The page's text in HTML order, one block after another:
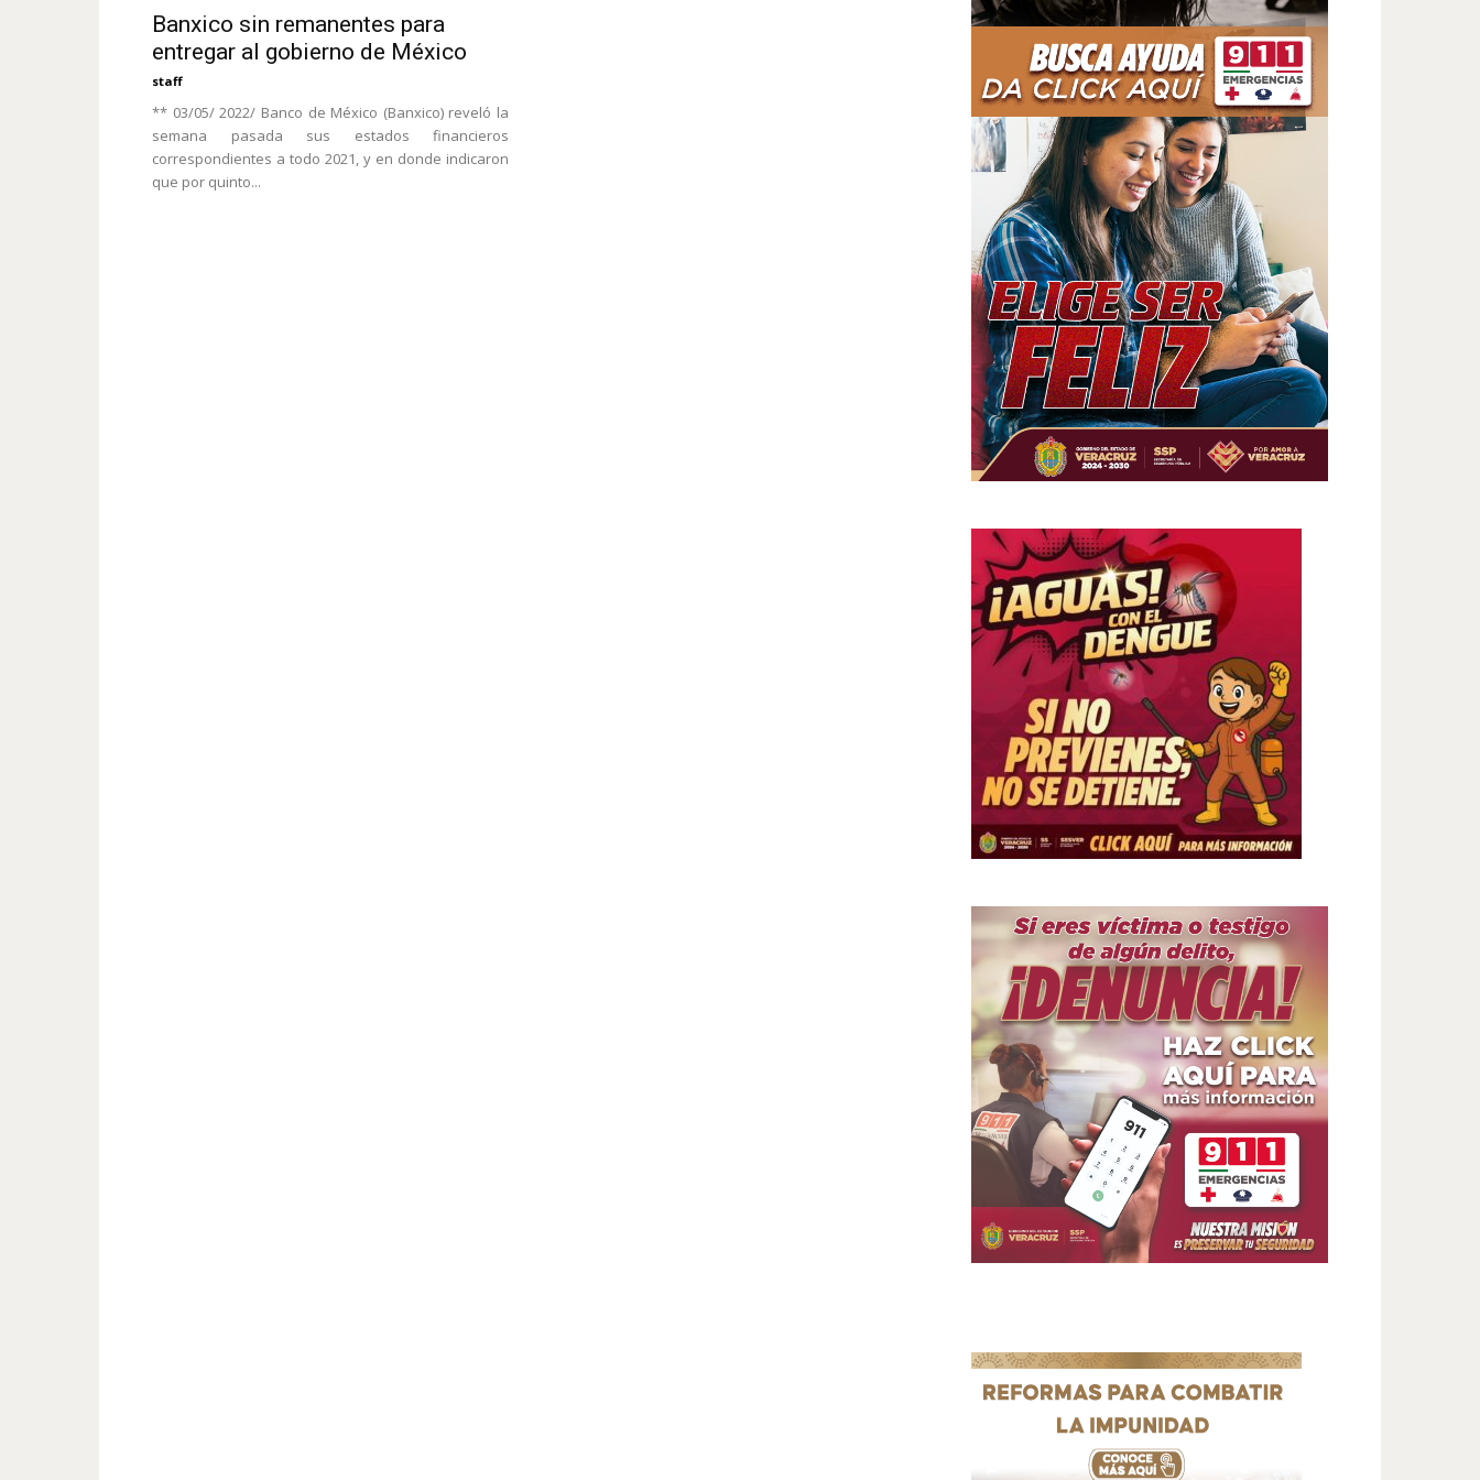
Banxico sin remanentes para
entregar al gobierno de México
staff
** 03/05/ 2022/ Banco de México (Banxico) reveló la
semana pasada sus estados financieros
correspondientes a todo 2021, y en donde indicaron
que por quinto...